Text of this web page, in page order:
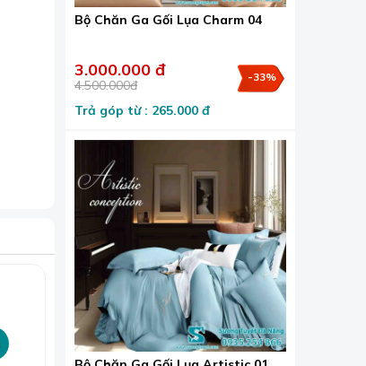
Bộ Chăn Ga Gối Lụa Charm 04
3.000.000 đ
4.500.000đ
-33%
Trả góp từ : 265.000 đ